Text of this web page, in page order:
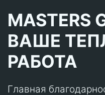
MASTERS
ВАШЕ
РАБОТА
Главная